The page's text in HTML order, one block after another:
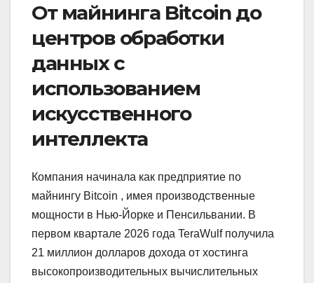
От майнинга Bitcoin до
центров обработки
данных с
использованием
искусственного
интеллекта
Компания начинала как предприятие по
майнингу Bitcoin , имея производственные
мощности в Нью-Йорке и Пенсильвании. В
первом квартале 2026 года TeraWulf получила
21 миллион долларов дохода от хостинга
высокопроизводительных вычислительных